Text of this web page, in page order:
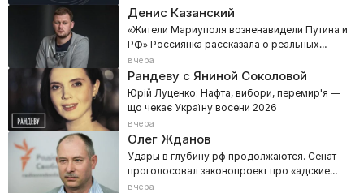
Денис Казанский
«Жители Мариуполя возненавидели Путина и
РФ» Россиянка рассказала о реальных
настроениях Донбасса
вчера
Рандеву с Яниной Соколовой
Юрій Луценко: Нафта, вибори, перемир'я —
що чекає Україну восени 2026
вчера
Олег Жданов
Удары в глубину рф продолжаются. Сенат
проголосовал законопроект про «адские
санкции»
вчера